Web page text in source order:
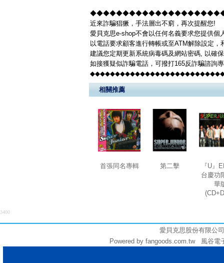
◆◆◆◆◆◆◆◆◆◆◆◆◆◆◆◆◆◆◆◆◆◆◆◆
近來詐騙猖獗，手法層出不窮，再次提醒您!
愛貝克思e-shop不會以任何名義要求您提供個
以電話要求顧客進行轉帳或至ATM解除設定
建議您定期更新系統病毒碼及網站密碼, 以確
如接獲疑似詐騙電話，可撥打165反詐騙諮詢
相關推薦
首張同名專輯 第二擊
『U』
台慶功
華
3400
愛貝克思股份有限
Powered by fangoods.com.tw 風谷電子商